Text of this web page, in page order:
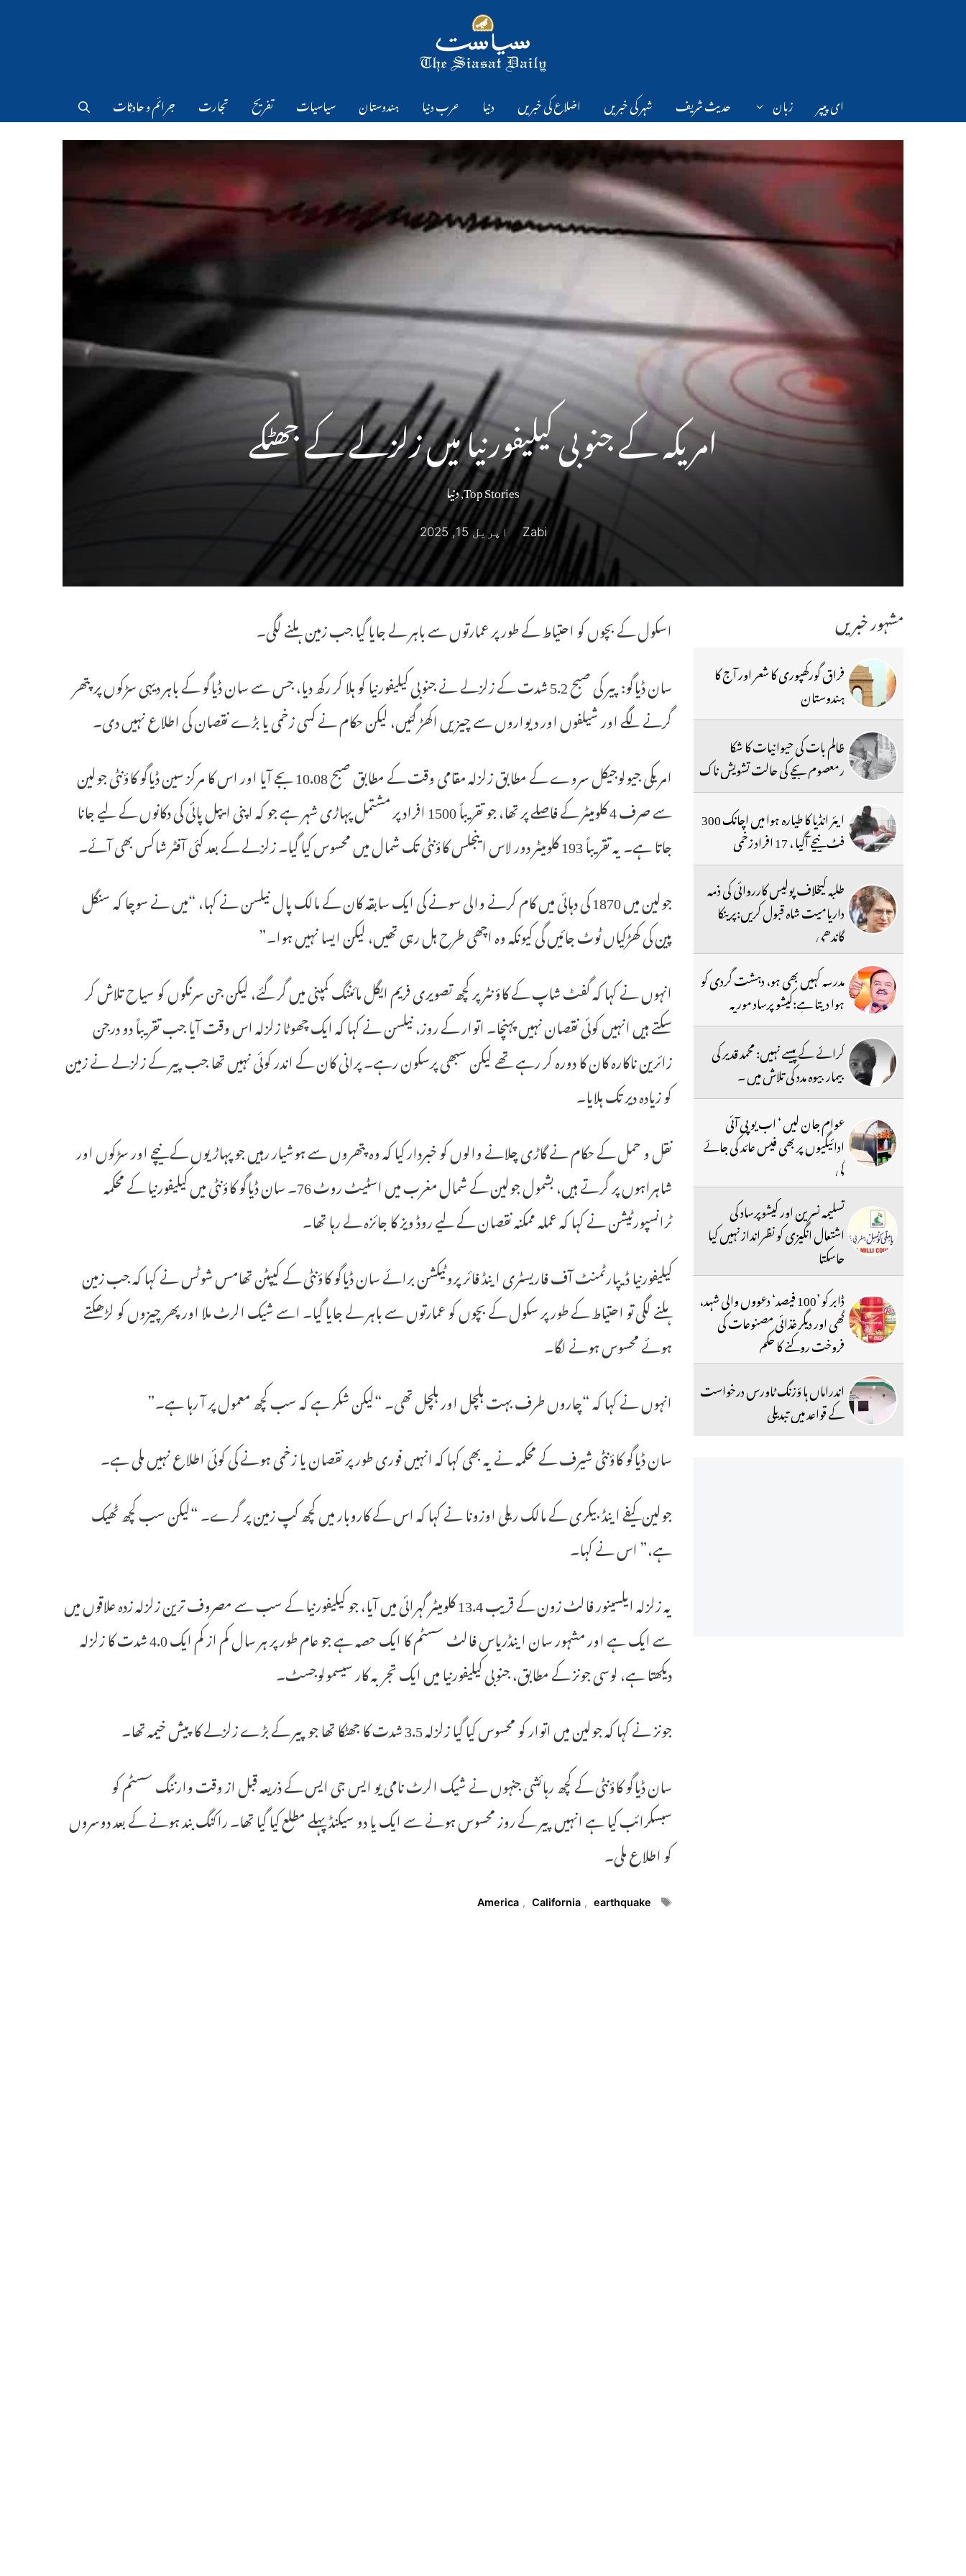
ای پیپر زبان حدیث شریف شہر کی خبریں اضلاع کی خبریں دنیا عرب دنیا ہندوستان سیاسیات تفریح تجارت جرائم و حادثات
امریکہ کے جنوبی کیلیفورنیا میں زلزلے کے جھٹکے
Top Stories
,دنیا
Zabi اپریل 15, 2025
اسکول کے بچوں کو احتیاط کے طور پر عمارتوں سے باہر لے جایا گیا جب زمین ہلنے لگی۔
سان ڈیاگو: پیر کی صبح 5.2 شدت کے زلزلے نے جنوبی کیلیفورنیا کو ہلا کر رکھ دیا، جس سے سان ڈیاگو کے باہر دیہی سڑکوں پر پتھر
گرنے لگے اور شیلفوں اور دیواروں سے چیزیں اکھڑ گئیں، لیکن حکام نے کسی زخمی یا بڑے نقصان کی اطلاع نہیں دی۔
امریکی جیولوجیکل سروے کے مطابق زلزلہ مقامی وقت کے مطابق صبح 10.08 بجے آیا اور اس کا مرکز سین ڈیاگو کاؤنٹی جولین
سے صرف 4 کلومیٹر کے فاصلے پر تھا، جو تقریباً 1500 افراد پر مشتمل پہاڑی شہر ہے جو کہ اپنی ایپل پائی کی دکانوں کے لیے جانا
جاتا ہے۔ یہ تقریباً 193 کلومیٹر دور لاس اینجلس کاؤنٹی تک شمال میں محسوس کیا گیا۔ زلزلے کے بعد کئی آفٹر شاکس بھی آئے۔
جولین میں 1870 کی دہائی میں کام کرنے والی سونے کی ایک سابقہ ​​کان کے مالک پال نیلسن نے کہا، “میں نے سوچا کہ سنگل
پین کی کھڑکیاں ٹوٹ جائیں گی کیونکہ وہ اچھی طرح ہل رہی تھیں، لیکن ایسا نہیں ہوا۔”
انہوں نے کہا کہ گفٹ شاپ کے کاؤنٹر پر کچھ تصویری فریم ایگل مائننگ کمپنی میں گر گئے، لیکن جن سرنگوں کو سیاح تلاش کر
سکتے ہیں انہیں کوئی نقصان نہیں پہنچا۔ اتوار کے روز، نیلسن نے کہا کہ ایک چھوٹا زلزلہ اس وقت آیا جب تقریباً دو درجن
زائرین ناکارہ کان کا دورہ کر رہے تھے لیکن سبھی پرسکون رہے۔ پرانی کان کے اندر کوئی نہیں تھا جب پیر کے زلزلے نے زمین
کو زیادہ دیر تک ہلایا۔
نقل و حمل کے حکام نے گاڑی چلانے والوں کو خبردار کیا کہ وہ پتھروں سے ہوشیار رہیں جو پہاڑیوں کے نیچے اور سڑکوں اور
شاہراہوں پر گرتے ہیں، بشمول جولین کے شمال مغرب میں اسٹیٹ روٹ 76۔ سان ڈیاگو کاؤنٹی میں کیلیفورنیا کے محکمہ
ٹرانسپورٹیشن نے کہا کہ عملہ ممکنہ نقصان کے لیے روڈ ویز کا جائزہ لے رہا تھا۔
کیلیفورنیا ڈیپارٹمنٹ آف فاریسٹری اینڈ فائر پروٹیکشن برائے سان ڈیاگو کاؤنٹی کے کیپٹن تھامس شوٹس نے کہا کہ جب زمین
ہلنے لگی تو احتیاط کے طور پر سکول کے بچوں کو عمارتوں سے باہر لے جایا گیا۔ اسے شیک الرٹ ملا اور پھر چیزوں کو لڑھکتے
ہوئے محسوس ہونے لگا۔
انہوں نے کہا کہ “چاروں طرف بہت ہلچل اور ہلچل تھی۔ “لیکن شکر ہے کہ سب کچھ معمول پر آ رہا ہے۔”
سان ڈیاگو کاؤنٹی شیرف کے محکمہ نے یہ بھی کہا کہ انہیں فوری طور پر نقصان یا زخمی ہونے کی کوئی اطلاع نہیں ملی ہے۔
جولین کیفے اینڈ بیکری کے مالک ریلی اوزونا نے کہا کہ اس کے کاروبار میں کچھ کپ زمین پر گرے۔ “لیکن سب کچھ ٹھیک
ہے،” اس نے کہا۔
یہ زلزلہ ایلسینور فالٹ زون کے قریب 13.4 کلومیٹر گہرائی میں آیا، جو کیلیفورنیا کے سب سے مصروف ترین زلزلہ زدہ علاقوں میں
سے ایک ہے اور مشہور سان اینڈریاس فالٹ سسٹم کا ایک حصہ ہے جو عام طور پر ہر سال کم از کم ایک 4.0 شدت کا زلزلہ
دیکھتا ہے، لوسی جونز کے مطابق، جنوبی کیلیفورنیا میں ایک تجربہ کار سیسمولوجسٹ۔
جونز نے کہا کہ جولین میں اتوار کو محسوس کیا گیا زلزلہ 3.5 شدت کا جھٹکا تھا جو پیر کے بڑے زلزلے کا پیش خیمہ تھا۔
سان ڈیاگو کاؤنٹی کے کچھ رہائشی جنہوں نے شیک الرٹ نامی یو ایس جی ایس کے ذریعہ قبل از وقت وارننگ سسٹم کو
سبسکرائب کیا ہے انہیں پیر کے روز محسوس ہونے سے ایک یا دو سیکنڈ پہلے مطلع کیا گیا تھا۔ راکنگ بند ہونے کے بعد دوسروں
کو اطلاع ملی۔
Tags
America , California , earthquake
مشہور خبریں
فراق گورکھپوری کا شعر اور آج کا
ہندوستان
ظالم بات کی حیوانیات کا شکا
رمعصوم بچے کی حالت تشویش ناک
ایئر انڈیا کا طیارہ ہوا میں اچانک 300
فٹ نیچے آگیا ، 17 افراد زخمی
طلبہ کیخلاف پولیس کارروائی کی ذمہ
داریامیت شاہ قبول کریں:پرینکا
گاندھی
مدرسہ کہیں بھی ہو، دہشت گردی کو
ہوا دیتا ہے:کیشو پرساد موریہ
کرائے کے پیسے نہیں: محمد قدیر کی
بیمار بیوہ مدد کی تلاش میں ۔
عوام جان لیں ‘ اب یو پی آئی
ادائیگیوں پر بھی فیس عائد کی جائے
گی
تسلیمہ نسرین اور کیشوپرساد کی
اشتعال انگیزی کو نظرانداز نہیں کیا
جاسکتا
ڈابر کو ’100 فیصد‘ دعووں والی شہد،
گھی اور دیگر غذائی مصنوعات کی
فروخت روکنے کا حکم
اندراماں ہا ؤزنگ ٹاورس درخواست
کے قواعد میں تبدیلی